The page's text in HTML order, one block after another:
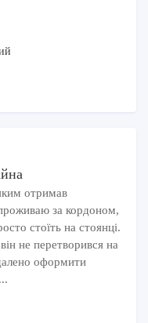
отримав
проживаю за кордоном,
стоїть на стоянці.
не перетворився на
оформити